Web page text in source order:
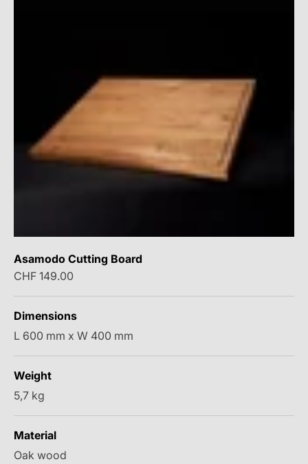
Asamodo Cutting Board
Sale price
CHF 149.00
Dimensions
L 600 mm x W 400 mm
Weight
5,7 kg
Material
Oak wood